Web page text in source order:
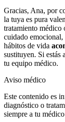
Gracias, Ana, por
la tuya es pura
tratamiento médico
cuidado emocional,
hábitos de vida
sustituyen. Si estás
tu equipo médico.
Aviso médico
Este contenido es
diagnóstico o
siempre a tu